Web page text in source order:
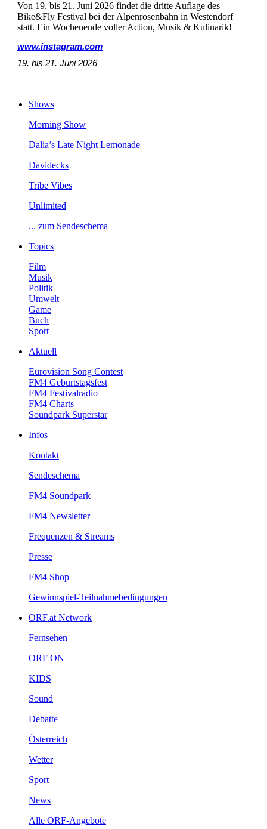
Von19.bis21.Juni2026findetdiedritteAuflagedes
Bike&FlyFestivalbeiderAlpenrosenbahninWestendorf
statt.EinWochenendevollerAction,Musik&Kulinarik!
www.instagram.com
19.bis21.Juni2026
Shows
MorningShow
Dalia’sLateNightLemonade
Davidecks
TribeVibes
Unlimited
...zumSendeschema
Topics
Film
Musik
Politik
Umwelt
Game
Buch
Sport
Aktuell
EurovisionSongContest
FM4Geburtstagsfest
FM4Festivalradio
FM4Charts
SoundparkSuperstar
Infos
Kontakt
Sendeschema
FM4Soundpark
FM4Newsletter
Frequenzen&Streams
Presse
FM4Shop
Gewinnspiel-Teilnahmebedingungen
ORF.atNetwork
Fernsehen
ORFON
KIDS
Sound
Debatte
Österreich
Wetter
Sport
News
AlleORF-Angebote